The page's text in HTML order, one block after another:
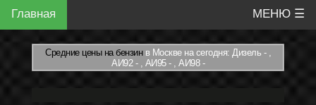
Главная МЕНЮ ☰
Средние цены на бензинв Москве на сегодня: Дизель - ,
АИ92 - , АИ95 - , АИ98 -